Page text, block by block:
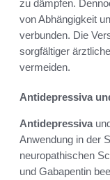
zu dämpfen.
von Abhängigkeit
verbunden. Die
sorgfältiger
vermeiden.
Antidepressiva
Antidepressiva
Anwendung in der
neuropathischen
und Gabapentin